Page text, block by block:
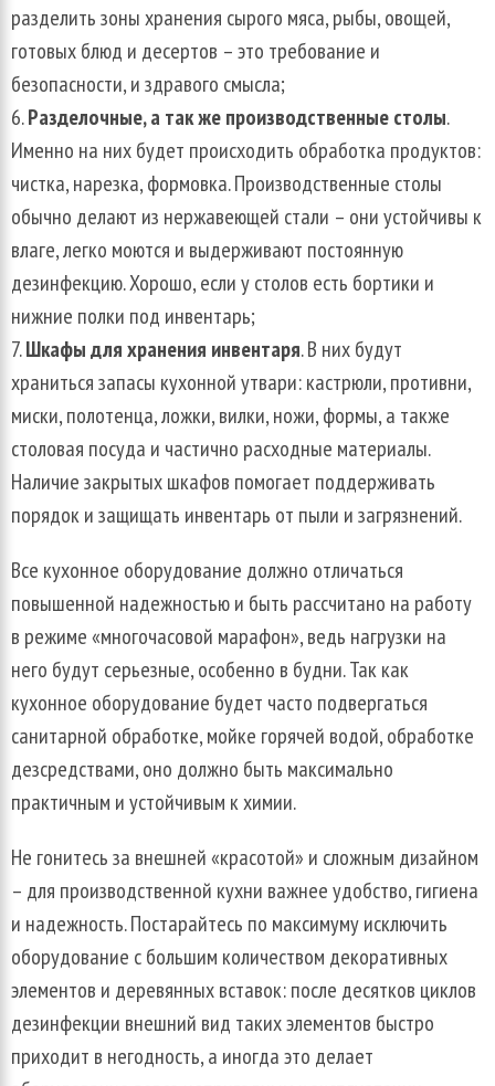
разделить зоны хранения сырого мяса, рыбы, овощей,
готовых блюд и десертов – это требование и
безопасности, и здравого смысла;
Разделочные, а так же производственные столы.
Именно на них будет происходить обработка продуктов:
чистка, нарезка, формовка. Производственные столы
обычно делают из нержавеющей стали – они устойчивы к
влаге, легко моются и выдерживают постоянную
дезинфекцию. Хорошо, если у столов есть бортики и
нижние полки под инвентарь;
Шкафы для хранения инвентаря. В них будут
храниться запасы кухонной утвари: кастрюли, противни,
миски, полотенца, ложки, вилки, ножи, формы, а также
столовая посуда и частично расходные материалы.
Наличие закрытых шкафов помогает поддерживать
порядок и защищать инвентарь от пыли и загрязнений.
Все кухонное оборудование должно отличаться
повышенной надежностью и быть рассчитано на работу
в режиме «многочасовой марафон», ведь нагрузки на
него будут серьезные, особенно в будни. Так как
кухонное оборудование будет часто подвергаться
санитарной обработке, мойке горячей водой, обработке
дезсредствами, оно должно быть максимально
практичным и устойчивым к химии.
Не гонитесь за внешней «красотой» и сложным дизайном
– для производственной кухни важнее удобство, гигиена
и надежность. Постарайтесь по максимуму исключить
оборудование с большим количеством декоративных
элементов и деревянных вставок: после десятков циклов
дезинфекции внешний вид таких элементов быстро
приходит в негодность, а иногда это делает